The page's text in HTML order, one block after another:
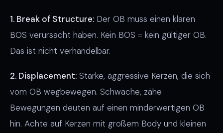
1. Break of Structure: Der OB muss einen klaren
BOS verursacht haben. Kein BOS = kein gültiger OB.
Das ist nicht verhandelbar.
2. Displacement: Starke, aggressive Kerzen, die sich
vom OB wegbewegen. Schwache, zähe
Bewegungen deuten auf einen minderwertigen OB
hin. Achte auf Kerzen mit großem Body und kleinen